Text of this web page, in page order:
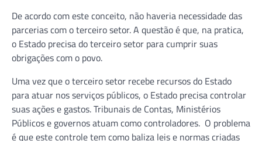
De acordo com este conceito, não haveria necessidade das
parcerias com o terceiro setor. A questão é que, na pratica,
o Estado precisa do terceiro setor para cumprir suas
obrigações com o povo.
Uma vez que o terceiro setor recebe recursos do Estado
para atuar nos serviços públicos, o Estado precisa controlar
suas ações e gastos. Tribunais de Contas, Ministérios
Públicos e governos atuam como controladores. O problema
é que este controle tem como baliza leis e normas criadas